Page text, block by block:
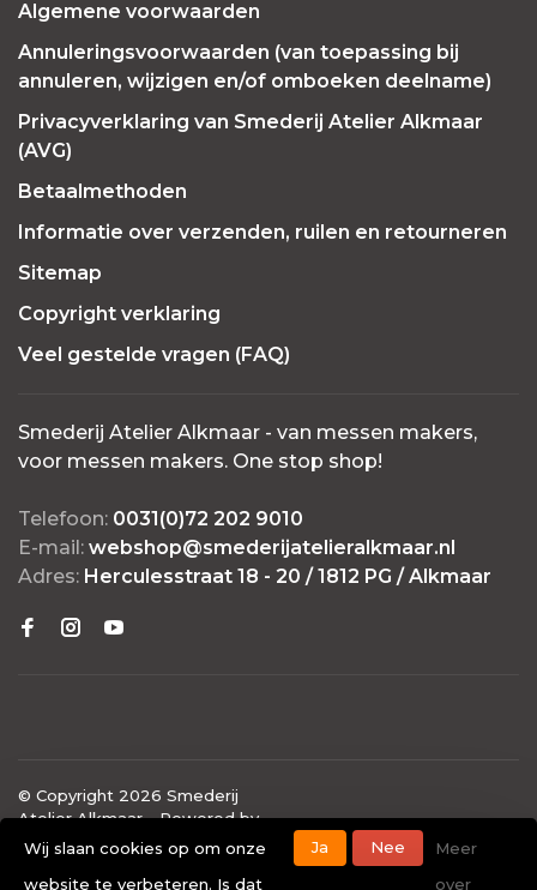
Algemene voorwaarden
Annuleringsvoorwaarden (van toepassing bij
annuleren, wijzigen en/of omboeken deelname)
Privacyverklaring van Smederij Atelier Alkmaar
(AVG)
Betaalmethoden
Informatie over verzenden, ruilen en retourneren
Sitemap
Copyright verklaring
Veel gestelde vragen (FAQ)
Smederij Atelier Alkmaar - van messen makers,
voor messen makers. One stop shop!
Telefoon: 0031(0)72 202 9010
E-mail: webshop@smederijatelieralkmaar.nl
Adres: Herculesstraat 18 - 20 / 1812 PG / Alkmaar
© Copyright 2026 Smederij
Atelier Alkmaar- Powered by
Lightspeed- Theme by
Huysmans.me
Wij slaan cookies op om onze
website te verbeteren. Is dat
Ja Nee
Meer
over